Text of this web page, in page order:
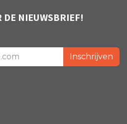
NIEUWSBRIEF!
Inschrijven